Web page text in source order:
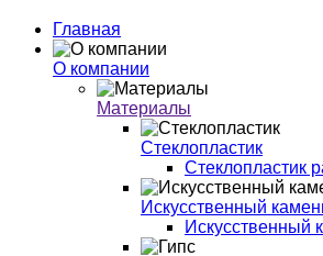
Главная
О компании
Материалы
Стеклопластик
Стеклопластик
Искусственный
Искусственный